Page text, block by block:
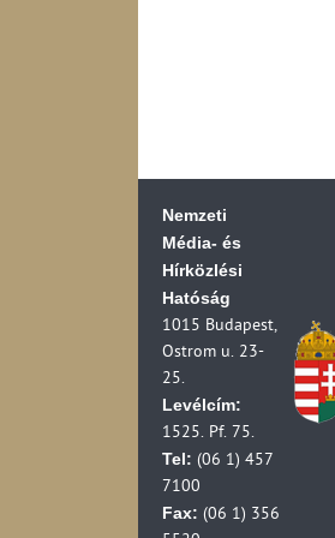
Nemzeti
Média- és
Hírközlési
Hatóság
1015 Budapest,
Ostrom u. 23-
25.
Levélcím:
1525. Pf. 75.
Tel: (06 1) 457
7100
Fax: (06 1) 356